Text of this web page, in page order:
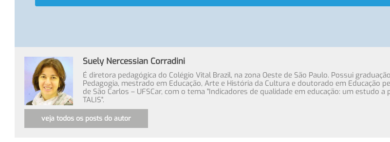
Suely Nercessian Corradini
É diretora pedagógica do Colégio Vital Brazil, na zona Oeste de São Paulo. Possui
Pedagogia, mestrado em Educação, Arte e História da Cultura e doutorado em Educação
de São Carlos – UFSCar, com o tema "Indicadores de qualidade em educação: um estudo a
TALIS".
veja todos os posts do autor